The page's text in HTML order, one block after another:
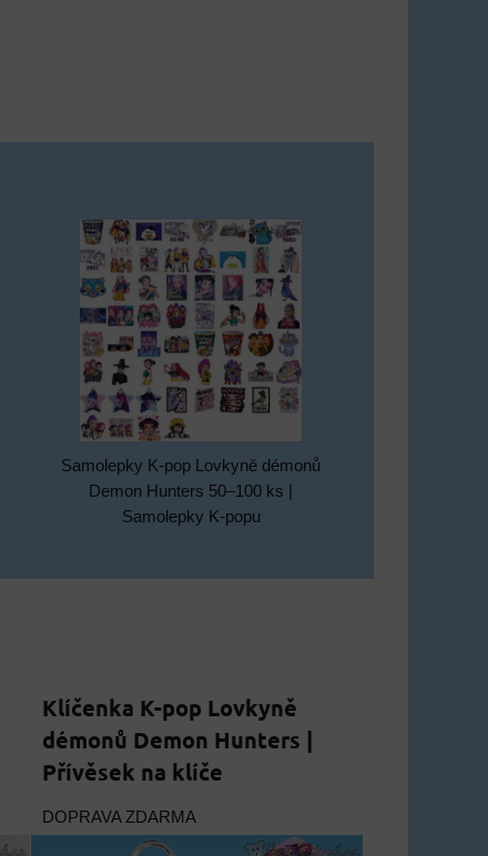
Samolepky K-pop Lovkyně démonů
Demon Hunters 50–100 ks |
Samolepky K-popu
Klíčenka K-pop Lovkyně
démonů Demon Hunters |
Přívěsek na klíče
DOPRAVA ZDARMA